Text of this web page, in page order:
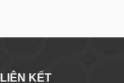
LIÊN KẾT